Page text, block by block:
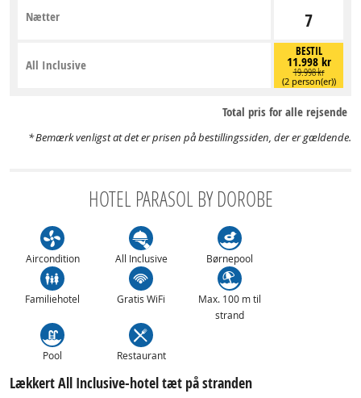
7
Nætter
BESTIL
11.998 kr
19.998 kr
(2 person(er))
All Inclusive
Total pris for alle rejsende
Bemærk venligst at det er prisen på bestillingssiden, der er gældende.
HOTEL PARASOL BY DOROBE
Aircondition All Inclusive Børnepool
Familiehotel Gratis WiFi
Max. 100 m til
strand
Pool Restaurant
Lækkert All Inclusive-hotel tæt på stranden